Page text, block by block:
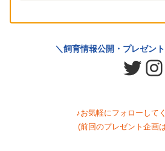
＼飼育情報公開・プレゼン
♪お気軽にフォローして
(前回のプレゼント企画